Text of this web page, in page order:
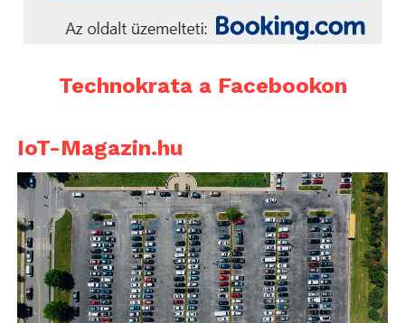
másikba, aztán
akadályokat kellett
kikerülnünk egy egyenes
kellett parkolnunk egy
üres parkolóhelyre. Ezek
közül a parkolási
manővert nem sikerült
teljesítenünk. A probléma
oka az volt, hogy
kizárólag a kamera képét
Technokrata a Facebookon
IoT-Magazin.hu